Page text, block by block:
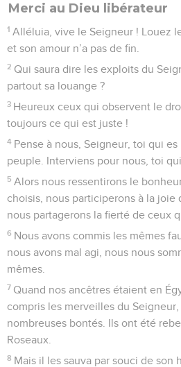
Merci au Dieu libérateur
1 Alléluia, vive le Seigneur ! Louez
et son amour n’a pas de fin.
2 Qui saura dire les exploits du
partout sa louange ?
3 Heureux ceux qui observent le
toujours ce qui est juste !
4 Pense à nous, Seigneur, toi qui
peuple. Interviens pour nous, toi
5 Alors nous ressentirons le
choisis, nous participerons à la joie
nous partagerons la fierté de ceux
6 Nous avons commis les mêmes
nous avons mal agi, nous nous
mêmes.
7 Quand nos ancêtres étaient en
compris les merveilles du
nombreuses bontés. Ils ont été
Roseaux.
8 Mais il les sauva par souci de son